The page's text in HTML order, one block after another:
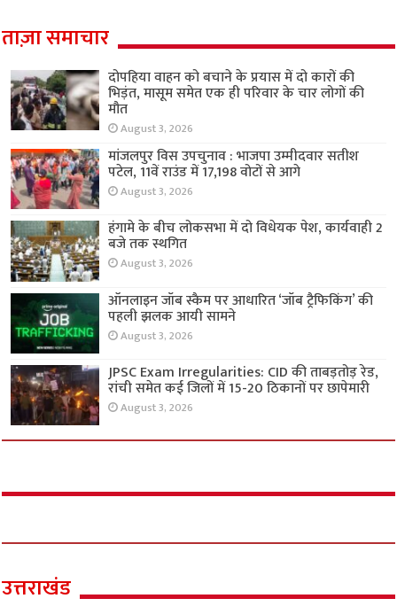
ताज़ा समाचार
दोपहिया वाहन को बचाने के प्रयास में दो कारों की
भिड़ंत, मासूम समेत एक ही परिवार के चार लोगों की
मौत
August 3, 2026
मांजलपुर विस उपचुनाव : भाजपा उम्मीदवार सतीश
पटेल, 11वें राउंड में 17,198 वोटों से आगे
August 3, 2026
हंगामे के बीच लोकसभा में दो विधेयक पेश, कार्यवाही 2
बजे तक स्थगित
August 3, 2026
ऑनलाइन जॉब स्कैम पर आधारित ‘जॉब ट्रैफिकिंग’ की
पहली झलक आयी सामने
August 3, 2026
JPSC Exam Irregularities: CID की ताबड़तोड़ रेड,
रांची समेत कई जिलों में 15-20 ठिकानों पर छापेमारी
August 3, 2026
उत्तराखंड